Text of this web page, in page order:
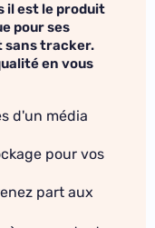
il est le produit
pour ses
sans tracker.
en vous
d'un média
pour vos
part aux